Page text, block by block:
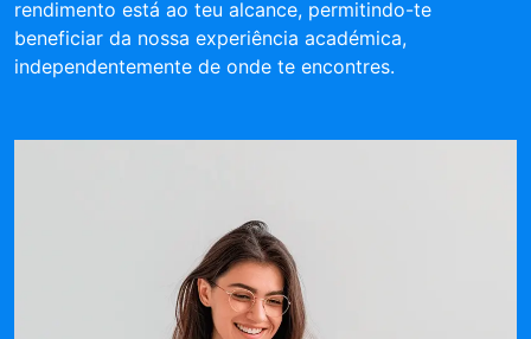
rendimento está ao teu alcance, permitindo-te
beneficiar da nossa experiência académica,
independentemente de onde te encontres.